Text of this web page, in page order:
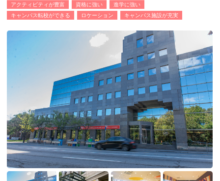
アクティビティが豊富
資格に強い
進学に強い
キャンパス転校ができる
ロケーション キャンパス施設が充実